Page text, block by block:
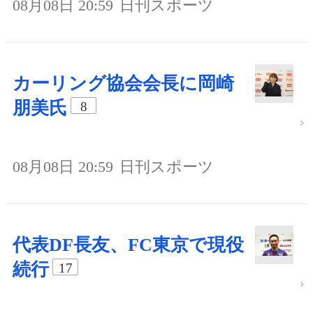
08月08日 20:59 日刊スポーツ
カーリング協会会長に岡崎
朋美氏
8
08月08日 20:59 日刊スポーツ
代表DF長友、FC東京で現役
続行
17